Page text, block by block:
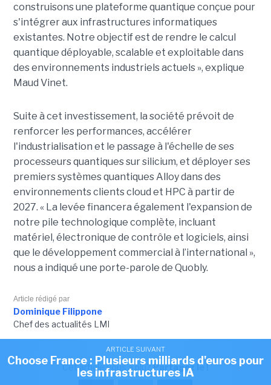
construisons une plateforme quantique conçue pour
s'intégrer aux infrastructures informatiques
existantes. Notre objectif est de rendre le calcul
quantique déployable, scalable et exploitable dans
des environnements industriels actuels », explique
Maud Vinet.
Suite à cet investissement, la société prévoit de
renforcer les performances, accélérer
l'industrialisation et le passage à l'échelle de ses
processeurs quantiques sur silicium, et déployer ses
premiers systèmes quantiques Alloy dans des
environnements clients cloud et HPC à partir de
2027. « La levée financera également l'expansion de
notre pile technologique complète, incluant
matériel, électronique de contrôle et logiciels, ainsi
que le développement commercial à l’international »,
nous a indiqué une porte-parole de Quobly.
Article rédigé par
Dominique Filippone
Chef des actualités LMI
Cet article vous a plu?Partagez le !
ARTICLE SUIVANT
Choose France : Plusieurs milliards d'euros pour
les infrastructures IA